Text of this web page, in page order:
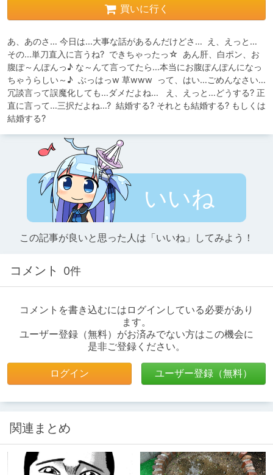
買いに行く
あ、あのさ… 今日は…大事な話があるんだけどさ…  え、えっと…
その…単刀直入に言うね?  できちゃったっ☆  あん肝、白ポン、お
腹ぽ～んぽんっ♪ な～んて言ってたら…本当にお腹ぽんぽんになっ
ちゃうらしい～♪  ぶっはっw 草www  って、はい…ごめんなさい…
冗談言って誤魔化しても…ダメだよね…   え、えっと…どうする? 正
直に言って…三択だよね…?  結婚する? それとも結婚する? もしくは
結婚する?
いいね
この記事が良いと思った人は「いいね」してみよう！
コメント 0件
コメントを書き込むにはログインしている必要があり
ます。
ユーザー登録（無料）がお済みでない方はこの機会に
是非ご登録ください。
ログイン ユーザー登録（無料）
関連まとめ